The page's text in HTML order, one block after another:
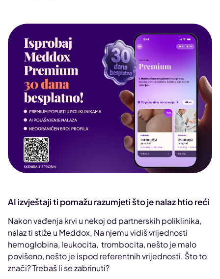
AI izvještaji ti pomažu razumjeti što je nalaz htio reći
Nakon vađenja krvi u nekoj od partnerskih poliklinika,
nalaz ti stiže u Meddox. Na njemu vidiš vrijednosti
hemoglobina, leukocita, trombocita, nešto je malo
povišeno, nešto je ispod referentnih vrijednosti. Što to
znači? Trebaš li se zabrinuti?